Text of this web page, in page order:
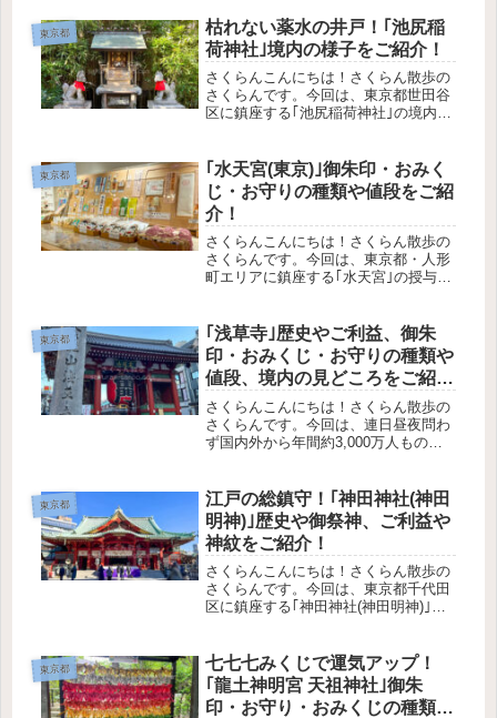
東京都
枯れない薬水の井戸！｢池尻稲
荷神社｣境内の様子をご紹介！
さくらんこんにちは！さくらん散歩の
さくらんです。今回は、東京都世田谷
区に鎮座する｢池尻稲荷神社｣の境内の
ちらの記事でご紹介しています。参拝
の参考になれば幸いです。さくらん
そ...
東京都
｢水天宮(東京)｣御朱印・おみく
じ・お守りの種類や値段をご紹
介！
さくらんこんにちは！さくらん散歩の
さくらんです。今回は、東京都・人形
町エリアに鎮座する｢水天宮｣の授与品
天宮ならではの授与品が用意されてい
ます。自分用にだけでなく、家族や
友...
東京都
｢浅草寺｣歴史やご利益、御朱
印・おみくじ・お守りの種類や
値段、境内の見どころをご紹
介！
さくらんこんにちは！さくらん散歩の
さくらんです。今回は、連日昼夜問わ
ず国内外から年間約3,000万人もの参
法や各所受付時間浅草寺の歴史・御本
尊どんなご利益があるのか寺と神...
東京都
江戸の総鎮守！｢神田神社(神田
明神)｣歴史や御祭神、ご利益や
神紋をご紹介！
さくらんこんにちは！さくらん散歩の
さくらんです。今回は、東京都千代田
区に鎮座する｢神田神社(神田明神)｣を
法や駐車場の有無授与品やカフェメニ
ューは、こちらの記事でご紹介して...
東京都
七七七みくじで運気アップ！
｢龍土神明宮 天祖神社｣御朱
印・お守り・おみくじの種類や